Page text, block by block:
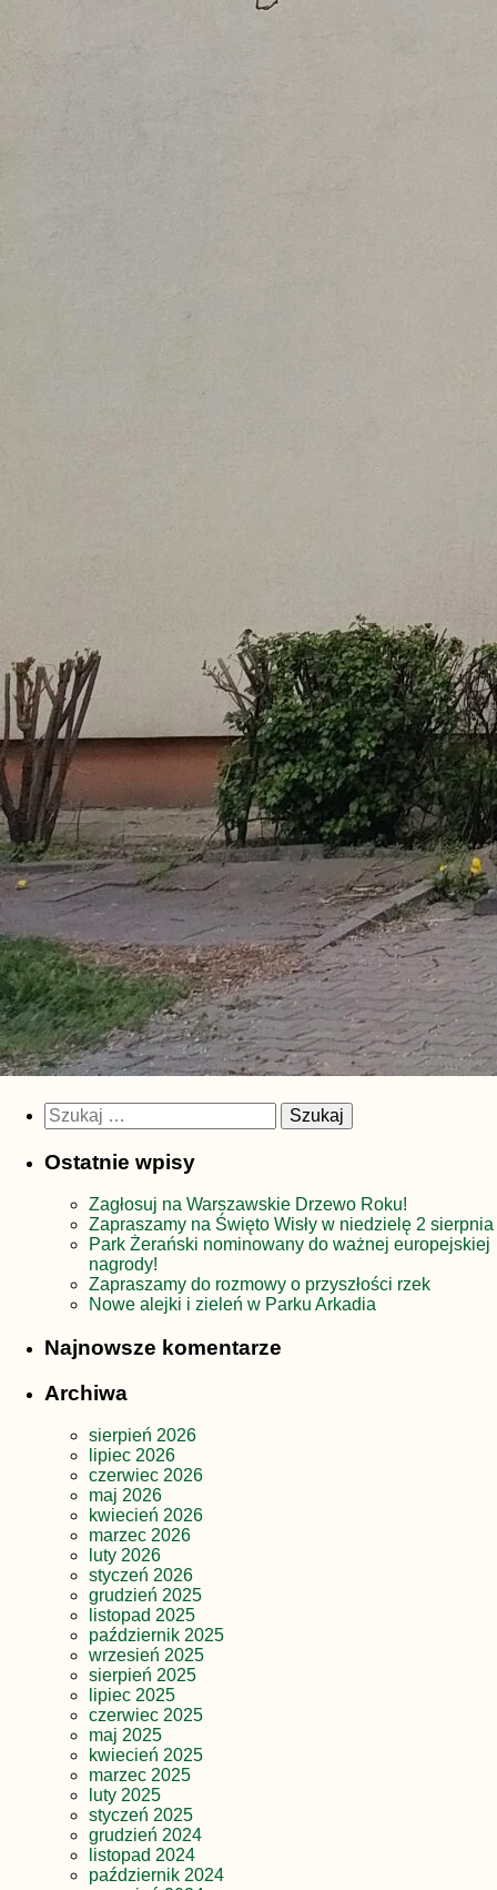
Szukaj:
Ostatnie wpisy
Zagłosuj na Warszawskie Drzewo Roku!
Zapraszamy na Święto Wisły w niedzielę 2 sierpnia
Park Żerański nominowany do ważnej europejskiej
nagrody!
Zapraszamy do rozmowy o przyszłości rzek
Nowe alejki i zieleń w Parku Arkadia
Najnowsze komentarze
Archiwa
sierpień 2026
lipiec 2026
czerwiec 2026
maj 2026
kwiecień 2026
marzec 2026
luty 2026
styczeń 2026
grudzień 2025
listopad 2025
październik 2025
wrzesień 2025
sierpień 2025
lipiec 2025
czerwiec 2025
maj 2025
kwiecień 2025
marzec 2025
luty 2025
styczeń 2025
grudzień 2024
listopad 2024
październik 2024